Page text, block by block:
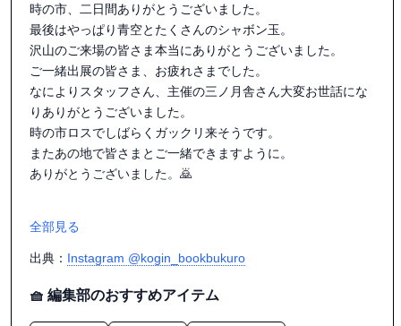
時の市、二日間ありがとうございました。
最後はやっぱり青空とたくさんのシャボン玉。
沢山のご来場の皆さま本当にありがとうございました。
ご一緒出展の皆さま、お疲れさまでした。
なによりスタッフさん、主催の三ノ月舎さん大変お世話にな
りありがとうございました。
時の市ロスでしばらくガックリ来そうです。
またあの地で皆さまとご一緒できますように。
ありがとうございました。🙇‍️
全部見る
出典： Instagram @kogin_bookbukuro
🧺 編集部のおすすめアイテム